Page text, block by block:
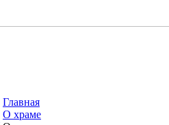
Главная
О храме